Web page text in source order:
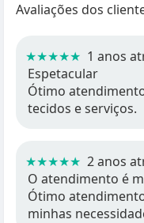
Avaliações dos
★★★★★ 1 anos
Espetacular
Ótimo
tecidos e serviços.
★★★★★ 2 anos
O atendimento é
Ótimo
minhas